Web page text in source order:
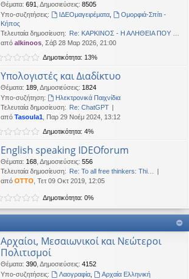
Θέματα: 691 Δημοσιεύσεις: 8505
Υπο-συζητήσεις:
ΙΔΕΟμαγειρέματα,
Ομορφιά-Σπίτι -
Κήπος
Τελευταία δημοσίευση: Re: ΚΑΡΚΙΝΟΣ - Η ΑΛΗΘΕΙΑ ΠΟΥ …
από alkinoos , Σάβ 28 Μαρ 2026, 21:00
Δημοτικότητα: 13%
Υπολογιστές και Διαδίκτυο
Θέματα: 189 Δημοσιεύσεις: 1824
Υπο-συζήτηση:
Ηλεκτρονικά Παιχνίδια
Τελευταία δημοσίευση: Re: ChatGPT
από Tasoula1 , Παρ 29 Νοέμ 2024, 13:12
Δημοτικότητα: 4%
English speaking IDEOforum
Θέματα: 168 Δημοσιεύσεις: 556
Τελευταία δημοσίευση: Re: To all free thinkers: Thi…
από OTTO , Τετ 09 Οκτ 2019, 12:05
Δημοτικότητα: 0%
Αρχαίοι, Μεσαιωνικοί και Νεώτεροι
Πολιτισμοί
Θέματα: 390 Δημοσιεύσεις: 4152
Υπο-συζητήσεις:
Λαογραφία,
Αρχαία Ελληνική